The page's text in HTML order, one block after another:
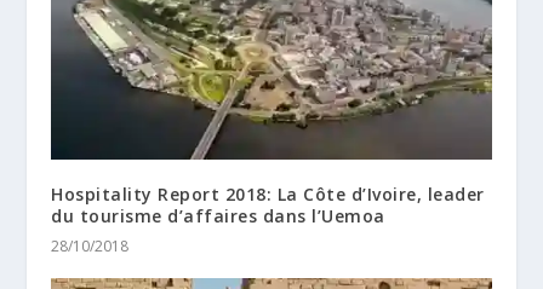
Hospitality Report 2018: La Côte d’Ivoire, leader
du tourisme d’affaires dans l’Uemoa
28/10/2018